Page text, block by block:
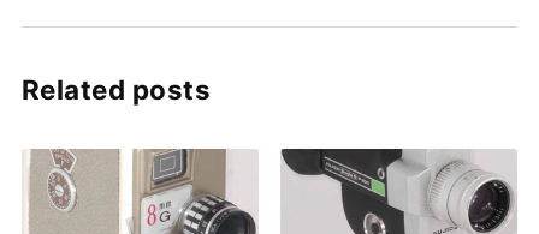
Related posts